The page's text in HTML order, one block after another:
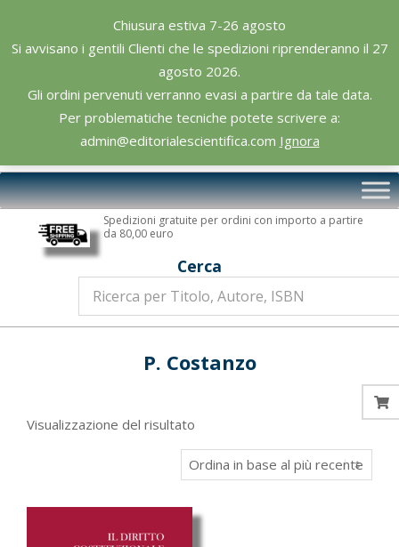
Chiusura estiva 7-26 agosto
Si avvisano i gentili Clienti che le spedizioni riprenderanno il 27
agosto 2026.
Gli ordini pervenuti verranno evasi a partire da tale data.
Per problematiche tecniche potete scrivere a:
admin@editorialescientifica.com Ignora
content
Editoriale
Scientifica
Primary
Navigation
Spedizioni gratuite per ordini con importo a partire
da 80,00 euro
Cerca
P. Costanzo
Visualizzazione del risultato